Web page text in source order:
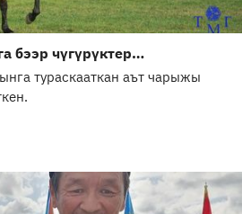
бээр чүгүрүктер…
тураскааткан аът чарыжы